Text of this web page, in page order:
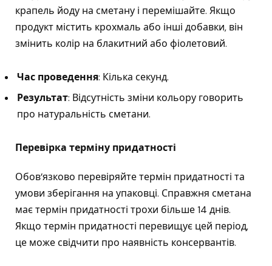
крапель йоду на сметану і перемішайте. Якщо
продукт містить крохмаль або інші добавки, він
змінить колір на блакитний або фіолетовий.
Час проведення: Кілька секунд.
Результат: Відсутність зміни кольору говорить
про натуральність сметани.
Перевірка терміну придатності
Обов’язково перевіряйте термін придатності та
умови зберігання на упаковці. Справжня сметана
має термін придатності трохи більше 14 днів.
Якщо термін придатності перевищує цей період,
це може свідчити про наявність консервантів.